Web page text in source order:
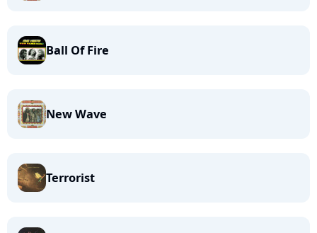
Ball Of Fire
New Wave
Terrorist